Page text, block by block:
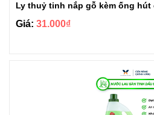
Ly thuỷ tinh nắp gỗ kèm ống hút
Giá: 31.000₫